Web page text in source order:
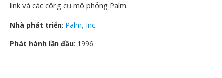
link và các công cụ mô phỏng Palm.
Nhà phát triển: Palm, Inc.
Phát hành lần đầu: 1996